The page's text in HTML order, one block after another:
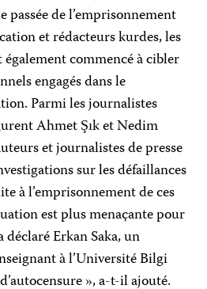
de l’emprisonnement
et rédacteurs kurdes, les
commencé à cibler
engagés dans le
Parmi les journalistes
Ahmet Şık et Nedim
et journalistes de presse
sur les défaillances
à l’emprisonnement de ces
est plus menaçante pour
Erkan Saka, un
à l’Université Bilgi
», a-t-il ajouté.